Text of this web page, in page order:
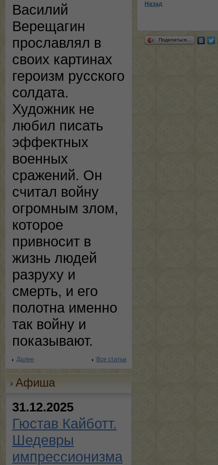
Василий
Верещагин
прославлял в
своих картинах
героизм русского
солдата.
Художник не
любил писать
эффектных
военных
сражений. Он
считал войну
огромным злом,
которое
привносит в
жизнь людей
разруху и
смерть, и его
полотна именно
так войну и
показывают.
Далее Все статьи
Афиша
31.12.2025
Гюстав Кайботт.
Шедевры
импрессионизма
Назад
Поделиться…